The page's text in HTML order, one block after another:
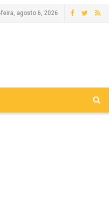
agosto 6, 2026